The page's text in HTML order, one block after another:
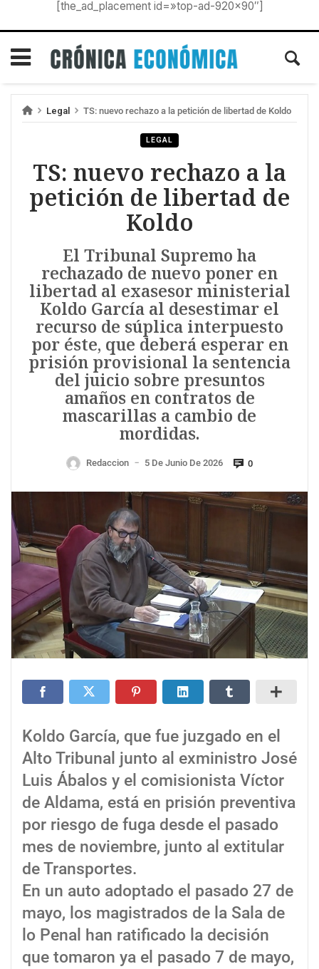
[the_ad_placement id=»top-ad-920×90″]
Legal TS: nuevo rechazo a la petición de libertad de Koldo
LEGAL
TS: nuevo rechazo a la
petición de libertad de
Koldo
El Tribunal Supremo ha
rechazado de nuevo poner en
libertad al exasesor ministerial
Koldo García al desestimar el
recurso de súplica interpuesto
por éste, que deberá esperar en
prisión provisional la sentencia
del juicio sobre presuntos
amaños en contratos de
mascarillas a cambio de
mordidas.
Redaccion — 5 De Junio De 2026 0
Koldo García, que fue juzgado en el
Alto Tribunal junto al exministro José
Luis Ábalos y el comisionista Víctor
de Aldama, está en prisión preventiva
por riesgo de fuga desde el pasado
mes de noviembre, junto al extitular
de Transportes.
En un auto adoptado el pasado 27 de
mayo, los magistrados de la Sala de
lo Penal han ratificado la decisión
que tomaron ya el pasado 7 de mayo,